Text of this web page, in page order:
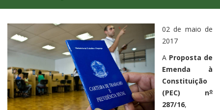
02 de maio de
2017
A Proposta de
Emenda à
Constituição
(PEC) no
287/16,